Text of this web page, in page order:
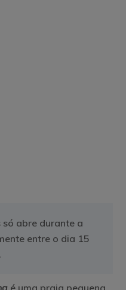
só abre durante a
entre o dia 15
é uma praia pequena